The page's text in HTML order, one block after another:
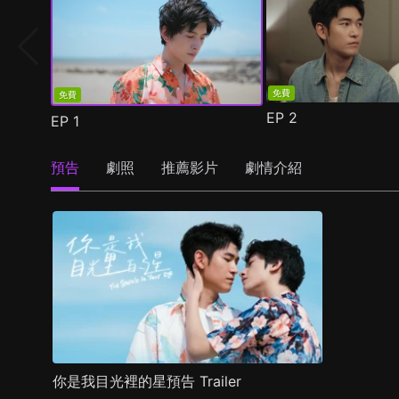
免費
EP 1
免費
EP 2
預告 劇照 推薦影片 劇情介紹
你是我目光裡的星預告 Trailer